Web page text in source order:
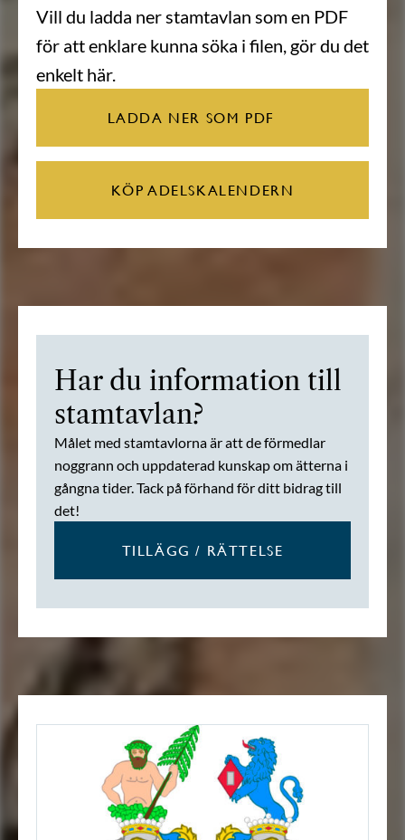
Vill du ladda ner stamtavlan som en PDF
för att enklare kunna söka i filen, gör du det
enkelt här.
LADDA NER SOM PDF
KÖP ADELSKALENDERN
Har du information till
stamtavlan?
Målet med stamtavlorna är att de förmedlar
noggrann och uppdaterad kunskap om ätterna i
gångna tider. Tack på förhand för ditt bidrag till
det!
TILLÄGG / RÄTTELSE